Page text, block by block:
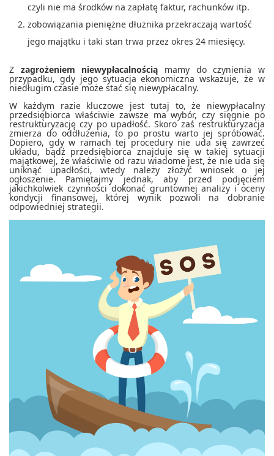
czyli nie ma środków na zapłatę faktur, rachunków itp.
zobowiązania pieniężne dłużnika przekraczają wartość
jego majątku i taki stan trwa przez okres 24 miesięcy.
Z zagrożeniem niewypłacalnością mamy do czynienia w
przypadku, gdy jego sytuacja ekonomiczna wskazuje, że w
niedługim czasie może stać się niewypłacalny.
W każdym razie kluczowe jest tutaj to, że niewypłacalny
przedsiębiorca właściwie zawsze ma wybór, czy sięgnie po
restrukturyzację czy po upadłość. Skoro zaś restrukturyzacja
zmierza do oddłużenia, to po prostu warto jej spróbować.
Dopiero, gdy w ramach tej procedury nie uda się zawrzeć
układu, bądź przedsiębiorca znajduje się w takiej sytuacji
majątkowej, że właściwie od razu wiadome jest, że nie uda się
uniknąć upadłości, wtedy należy złożyć wniosek o jej
ogłoszenie. Pamiętajmy jednak, aby przed podjęciem
jakichkolwiek czynności dokonać gruntownej analizy i oceny
kondycji finansowej, której wynik pozwoli na dobranie
odpowiedniej strategii.